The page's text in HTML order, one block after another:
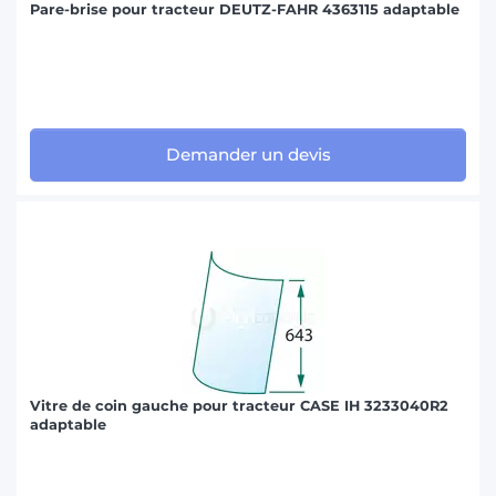
Pare-brise pour tracteur DEUTZ-FAHR 4363115 adaptable
Demander un devis
Vitre de coin gauche pour tracteur CASE IH 3233040R2
adaptable